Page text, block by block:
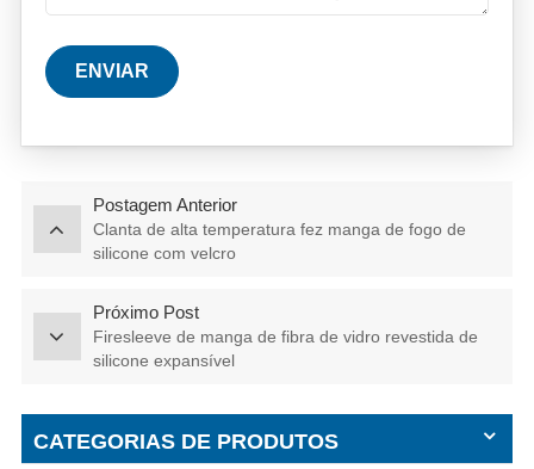
ENVIAR
Postagem Anterior
Clanta de alta temperatura fez manga de fogo de
silicone com velcro
Próximo Post
Firesleeve de manga de fibra de vidro revestida de
silicone expansível
CATEGORIAS DE PRODUTOS